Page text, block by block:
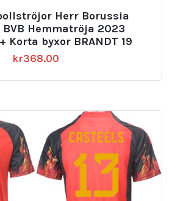
Herr Borussia
Hemmatröja 2023
Korta byxor BRANDT 19
kr368.00